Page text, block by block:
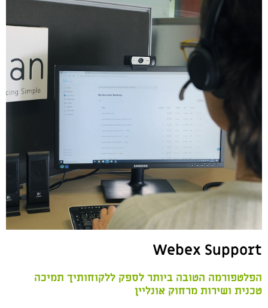
Webex Support
הפלטפורמה הטובה ביותר לספק ללקוחותיך תמיכה
טכנית ושירות מרחוק אונליין